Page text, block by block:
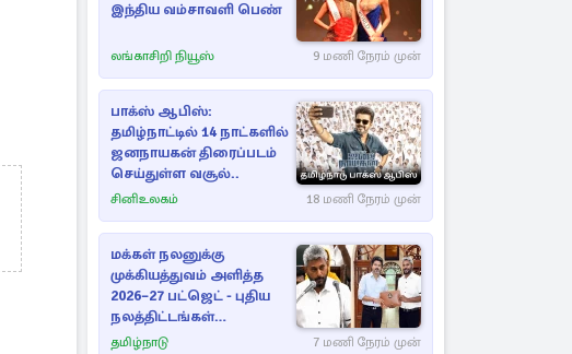
இந்திய வம்சாவளி பெண்
லங்காசிறி நியூஸ் 9 மணி நேரம் முன்
பாக்ஸ் ஆபிஸ்:
தமிழ்நாட்டில் 14 நாட்களில்
ஜனநாயகன் திரைப்படம்
செய்துள்ள வசூல்..
சினிஉலகம் 18 மணி நேரம் முன்
மக்கள் நலனுக்கு
முக்கியத்துவம் அளித்த
2026–27 பட்ஜெட் - புதிய
நலத்திட்டங்கள்
என்னென்ன?
தமிழ்நாடு 7 மணி நேரம் முன்